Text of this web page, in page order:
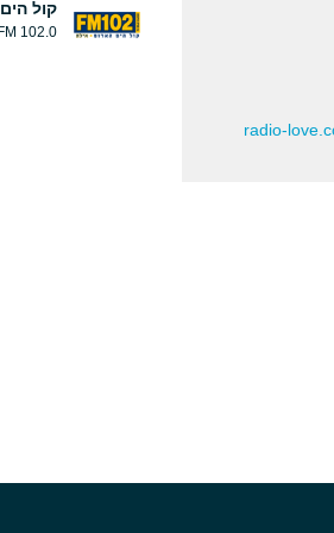
radio-
קול
102.0 FM